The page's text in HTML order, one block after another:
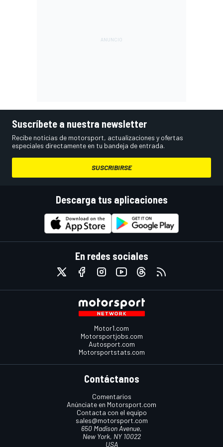
Suscríbete a nuestra newsletter
Recibe noticias de motorsport, actualizaciones y ofertas
especiales directamente en tu bandeja de entrada.
SUSCRIBIRSE
Descarga tus aplicaciones
En redes sociales
Motor1.com
Motorsportjobs.com
Autosport.com
Motorsportstats.com
Contáctanos
Comentarios
Anúnciate en Motorsport.com
Contacta con el equipo
sales@motorsport.com
650 Madison Avenue,
New York, NY 10022
USA